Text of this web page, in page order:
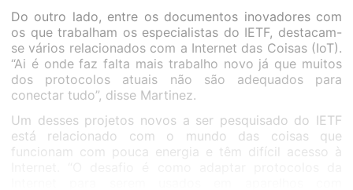
Do outro lado, entre os documentos inovadores com
os que trabalham os especialistas do IETF, destacam-
se vários relacionados com a Internet das Coisas (IoT).
“Ai é onde faz falta mais trabalho novo já que muitos
dos protocolos atuais não são adequados para
conectar tudo”, disse Martinez.
Um desses projetos novos a ser pesquisado do IETF
está relacionado com o mundo das coisas que
funcionam com pouca energia e têm difícil acesso à